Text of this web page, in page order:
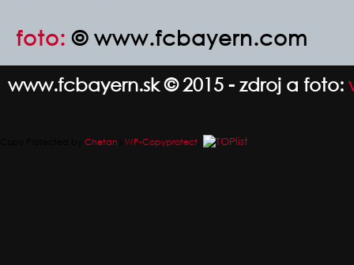
foto:© www.fcbayern.com
www.fcbayern.sk © 2015 - zdroj a foto:
Chetan WP-Copyprotect